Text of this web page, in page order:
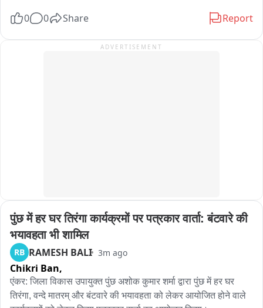
Farooq holds an important religious and social position
leaders are able to carry out their responsibilities without
0 0 Share Report
ADVERTISEMENT
पुंछ में हर घर तिरंगा कार्यक्रमों पर पत्रकार वार्ता: बंटवारे की
भयावहता भी शामिल
RB RAMESH BALI 3m ago
Chikri Ban,
एंकर: जिला विकास उपायुक्त पुंछ अशोक कुमार शर्मा द्वारा पुंछ में हर घर
तिरंगा, वन्दे मातरम् और बंटवारे की भयावहता को लेकर आयोजित होने वाले